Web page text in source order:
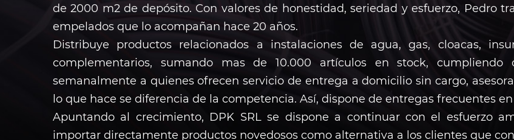
de 2000 m2 de depósito. Con valores de honestidad, seriedad y esfuerzo, Pedro
empelados que lo acompañan hace 20 años.
Distribuye productos relacionados a instalaciones de agua, gas, cloacas,
complementarios, sumando mas de 10.000 artículos en stock,
semanalmente a quienes ofrecen servicio de entrega a domicilio sin cargo,
lo que hace se diferencia de la competencia. Así, dispone de entregas frecuentes
Apuntando al crecimiento, DPK SRL se dispone a continuar con el esfuerzo
importar directamente productos novedosos como alternativa a los clientes que